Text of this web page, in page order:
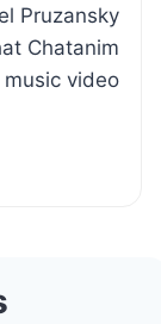
Pruzansky
Chatanim
video